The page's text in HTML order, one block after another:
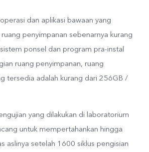
dan aplikasi bawaan yang
penyimpanan sebenarnya kurang
ponsel dan program pra-instal
ruang penyimpanan, ruang
tersedia adalah kurang dari 256GB /
yang dilakukan di laboratorium
untuk mempertahankan hingga
aslinya setelah 1600 siklus pengisian